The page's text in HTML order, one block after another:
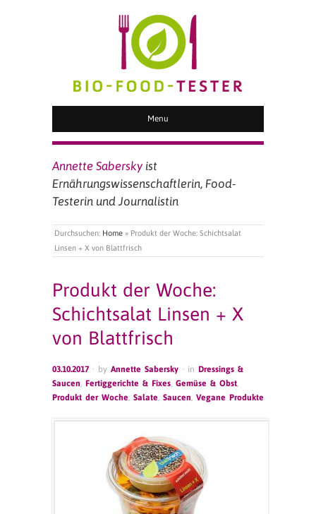
BIO FOOD TESTER
Menu
Annette Sabersky ist
Ernährungswissenschaftlerin, Food-
Testerin und Journalistin
Durchsuchen: Home » Produkt der Woche: Schichtsalat
Linsen + X von Blattfrisch
Produkt der Woche:
Schichtsalat Linsen + X
von Blattfrisch
03.10.2017 · by Annette Sabersky · in Dressings &
Saucen
Fertiggerichte & Fixes Gemüse & Obst
Produkt der Woche Salate Saucen Vegane Produkte